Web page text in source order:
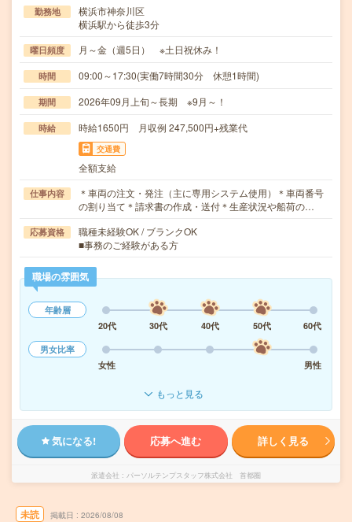
勤務地
横浜市神奈川区
横浜駅から徒歩3分
曜日頻度 月～金（週5日） ※土日祝休み！
時間 09:00～17:30(実働7時間30分 休憩1時間)
期間 2026年09月上旬～長期 ※9月～！
時給 時給1650円 月収例 247,500円+残業代
交通費
全額支給
仕事内容
＊車両の注文・発注（主に専用システム使用）＊車両番号
の割り当て＊請求書の作成・送付＊生産状況や船荷の…
応募資格
職種未経験OK / ブランクOK
■事務のご経験がある方
職場の雰囲気
年齢層
20代
30代 40代 50代
60代
男女比率
女性
男性
もっと見る
気になる! 応募へ進む 詳しく見る
派遣会社 パーソルテンプスタッフ株式会社 首都圏
未読 掲載日 2026/08/08